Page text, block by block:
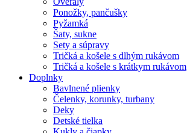
Ponožky, pančušky
Pyžamká
Šaty, sukne
Sety a súpravy
Tričká a košele s dlhým rukávom
Tričká a košele s krátkym rukávom
Doplnky
Bavlnené plienky
Čelenky, korunky, turbany
Deky
Detské tielka